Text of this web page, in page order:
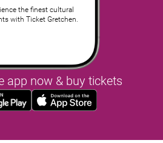
the finest cultural
with Ticket Gretchen.
app now & buy tickets